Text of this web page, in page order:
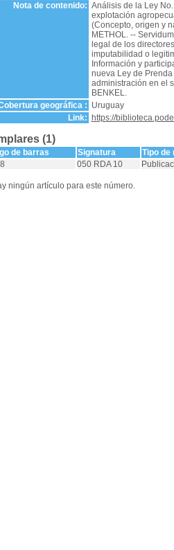
Nota de contenido: Análisis de la Ley
explotación
(Concepto, origen y
METHOL. --
legal de los
imputabilidad o
Información y
nueva Ley de
administración en el
BENKEL.
geográfica : Uruguay
Link:
https://
(1)
de barras Signatura Tipo de
050 RDA 10
ningún artículo para este número.